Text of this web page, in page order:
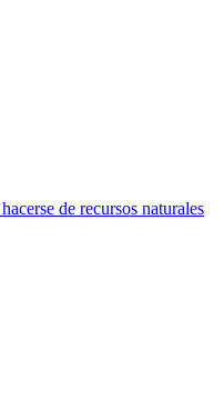
de recursos naturales